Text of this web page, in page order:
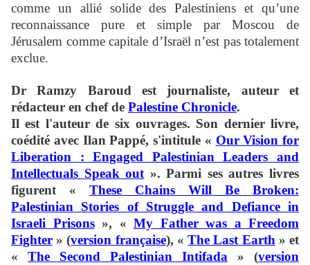
comme un allié solide des Palestiniens et qu’une
reconnaissance pure et simple par Moscou de
Jérusalem comme capitale d’Israël n’est pas totalement
exclue.
Dr Ramzy Baroud
est journaliste, auteur et
rédacteur en chef de Palestine Chronicle.
Il est l'auteur de six ouvrages. Son dernier livre,
coédité avec Ilan Pappé, s'intitule « Our Vision for
Liberation : Engaged Palestinian Leaders and
Intellectuals Speak out ». Parmi ses autres livres
figurent « These Chains Will Be Broken:
Palestinian Stories of Struggle and Defiance in
Israeli Prisons», « My Father was a Freedom
Fighter » (version française), «The Last Earth » et
« The Second Palestinian Intifada » (version